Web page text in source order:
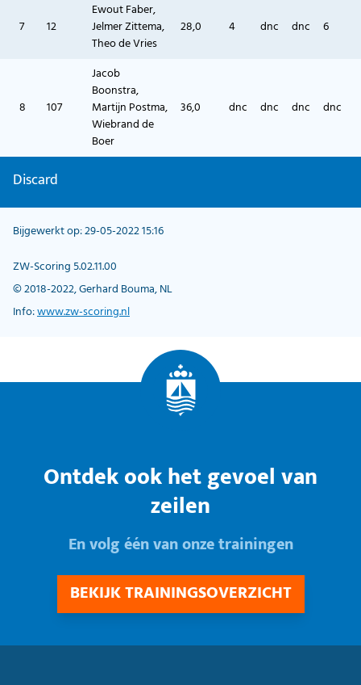
7 12
Ewout Faber,
Jelmer Zittema,
Theo de Vries
28,0 4 dnc dnc 6
8 107
Jacob
Boonstra,
Martijn Postma,
Wiebrand de
Boer
36,0 dnc dnc dnc dnc
Discard
Bijgewerkt op: 29-05-2022 15:16
ZW-Scoring 5.02.11.00
© 2018-2022, Gerhard Bouma, NL
Info:www.zw-scoring.nl
Ontdek ook het gevoel van
zeilen
En volg één van onze trainingen
BEKIJK TRAININGSOVERZICHT